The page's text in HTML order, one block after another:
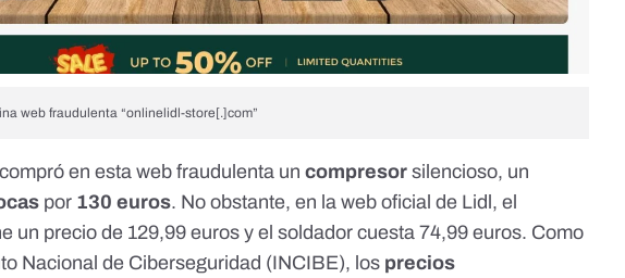
web fraudulenta “onlinelidl-store[.]com”
en esta web fraudulenta uncompresor silencioso, un
por 130 euros. No obstante, en la web oficial de Lidl,el
un precio de 129,99 eurosyel soldador cuesta 74,99 euros. Como
Nacional de Ciberseguridad (INCIBE), los precios